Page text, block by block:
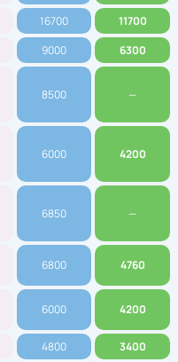
16700
11700
9000
6300
8500 —
6000 4200
6850 —
6800 4760
6000 4200
4800
3400